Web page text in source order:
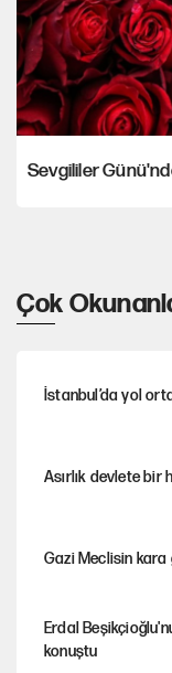
Sevgililer
Çok
İstanbul’da yol
Asırlık devlete bir
Gazi Meclisin kara
Erdal
konuştu